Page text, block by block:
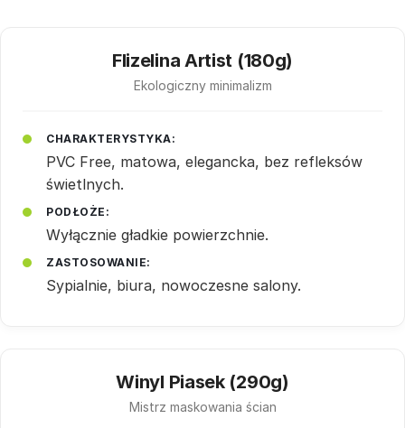
Flizelina Artist (180g)
Ekologiczny minimalizm
CHARAKTERYSTYKA:
PVC Free, matowa, elegancka, bez refleksów
świetlnych.
PODŁOŻE:
Wyłącznie gładkie powierzchnie.
ZASTOSOWANIE:
Sypialnie, biura, nowoczesne salony.
Winyl Piasek (290g)
Mistrz maskowania ścian